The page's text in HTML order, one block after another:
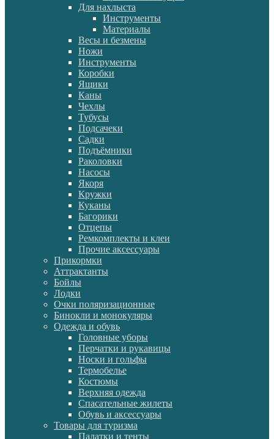
Для нахлыста
Инструменты
Материалы
Весы и безмены
Ножи
Инструменты
Коробки
Ящики
Каны
Чехлы
Тубусы
Подсачеки
Садки
Подъёмники
Раколовки
Насосы
Якоря
Кружки
Куканы
Багорики
Отцепы
Ремкомплекты и клеи
Прочие аксессуары
Прикормки
Аттрактанты
Бойлы
Лодки
Очки поляризационные
Бинокли и монокуляры
Одежда и обувь
Головные уборы
Перчатки и рукавицы
Носки и гольфы
Термобелье
Костюмы
Верхняя одежда
Спасательные жилеты
Обувь и аксессуары
Товары для туризма
Палатки и тенты